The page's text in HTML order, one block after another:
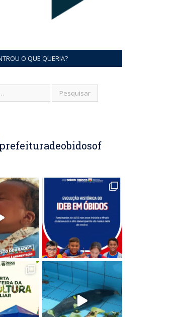
O QUE QUERIA?
prefeituradeobidosof